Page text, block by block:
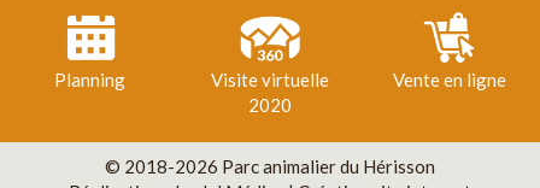
Planning
Visite virtuelle
2020
Vente en ligne
© 2018-2026 Parc animalier du Hérisson